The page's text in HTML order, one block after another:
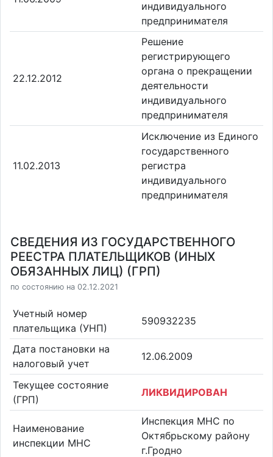
индивидуального
предпринимателя
22.12.2012
Решение
регистрирующего
органа о прекращении
деятельности
индивидуального
предпринимателя
11.02.2013
Исключение из Единого
государственного
регистра
индивидуального
предпринимателя
СВЕДЕНИЯ ИЗ ГОСУДАРСТВЕННОГО
РЕЕСТРА ПЛАТЕЛЬЩИКОВ (ИНЫХ
ОБЯЗАННЫХ ЛИЦ) (ГРП)
по состоянию на 02.12.2021
Учетный номер
плательщика (УНП)
590932235
Дата постановки на
налоговый учет
12.06.2009
Текущее состояние
(ГРП)
ЛИКВИДИРОВАН
Наименование
инспекции МНС
Инспекция МНС по
Октябрьскому району
г.Гродно